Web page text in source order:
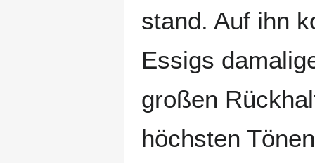
stand. Auf ihn
Essigs
großen
höchsten